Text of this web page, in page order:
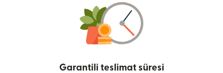
Garantili teslimat süresi